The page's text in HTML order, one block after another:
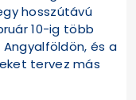
hosszútávú
10-ig több
és a
tervez más